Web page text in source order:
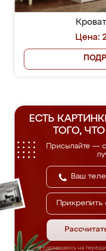
Цена:
ЕСТЬ
ТОГО,
Присылайте —
Прикрепить
Я соглашаюсь на